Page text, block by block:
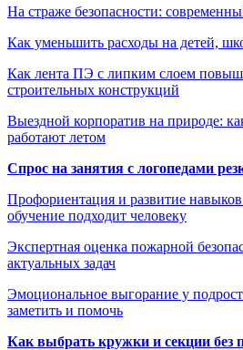
На страже безопасности:
Как уменьшить расходы на детей,
Как лента ПЭ с липким слоем
строительных конструкций
Выездной корпоратив на природе:
работают летом
Спрос на занятия с логопедами
Профориентация и развитие
обучение подходит человеку
Экспертная оценка пожарной
актуальных задач
Эмоциональное выгорание у
заметить и помочь
Как выбрать кружки и секции без